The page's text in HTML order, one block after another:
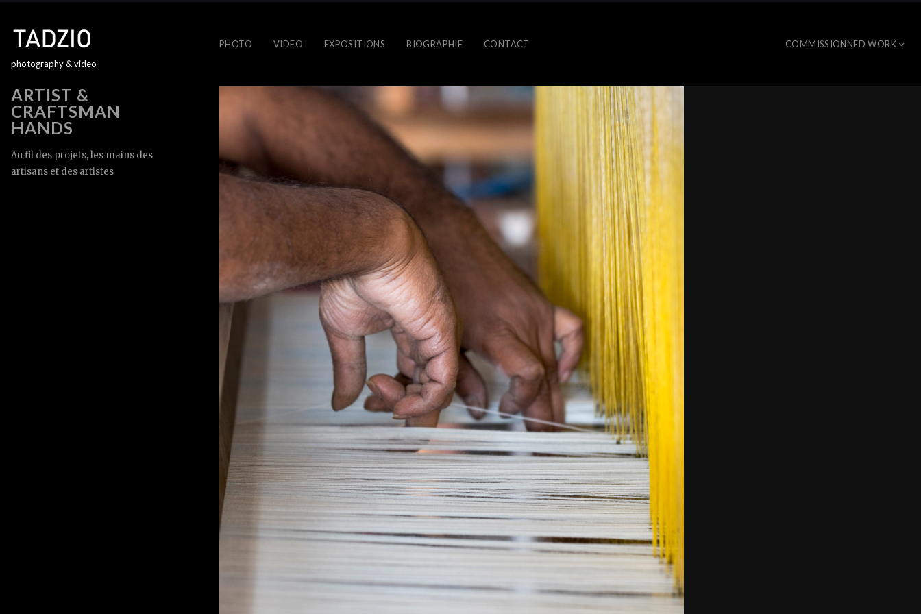
photography & video
PHOTO VIDEO EXPOSITIONS BIOGRAPHIE CONTACT COMMISSIONNED WORK
ARTIST &
CRAFTSMAN
HANDS
Au fil des projets, les mains des
artisans et des artistes